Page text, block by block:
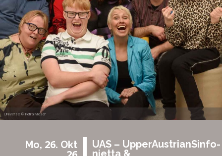
UNIverse © Petra Moser
Mo, 26. Okt UAS – Up­pe­r­Aus­tri­an­Sin­fo­
ni­et­ta &